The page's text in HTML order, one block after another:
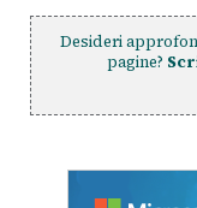
Desideri
pagine?